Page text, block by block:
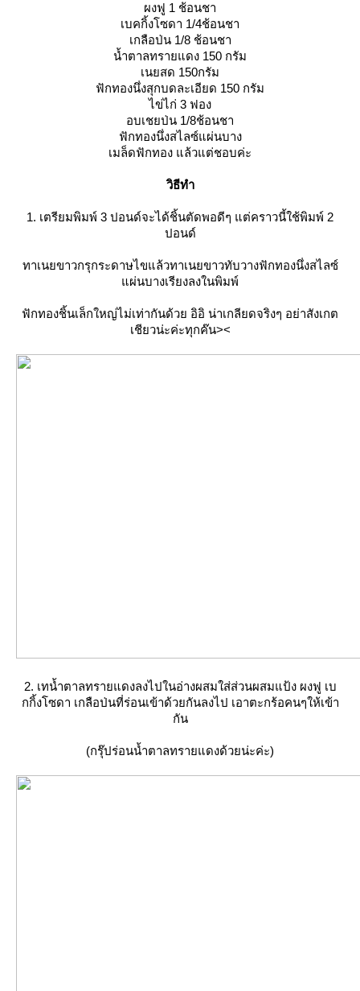
ผงฟู 1 ช้อนชา
เบคกิ้งโซดา 1/4ช้อนชา
เกลือป่น 1/8 ช้อนชา
น้ำตาลทรายแดง 150 กรัม
เนยสด 150กรัม
ฟักทองนึ่งสุกบดละเอียด 150 กรัม
ไข่ไก่ 3 ฟอง
อบเชยป่น 1/8ช้อนชา
ฟักทองนึ่งสไลซ์แผ่นบาง
เมล็ดฟักทอง แล้วแต่ชอบค่ะ
วิธีทำ
1. เตรียมพิมพ์ 3 ปอนด์จะได้ชิ้นตัดพอดีๆ แต่คราวนี้ใช้พิมพ์ 2
ปอนด์
ทาเนยขาวกรุกระดาษไขแล้วทาเนยขาวทับวางฟักทองนึ่งสไลซ์
แผ่นบางเรียงลงในพิมพ์
ฟักทองชิ้นเล็กใหญ่ไม่เท่ากันด้วย อิอิ น่าเกลียดจริงๆ อย่าสังเกต
เชียวน่ะค่ะทุกค๊น><
2. เทน้ำตาลทรายแดงลงไปในอ่างผสมใส่ส่วนผสมแป้ง ผงฟู เบ
กกิ้งโซดา เกลือป่นที่ร่อนเข้าด้วยกันลงไป เอาตะกร้อคนๆให้เข้า
กัน
(กรุ๊ปร่อนน้ำตาลทรายแดงด้วยน่ะค่ะ)